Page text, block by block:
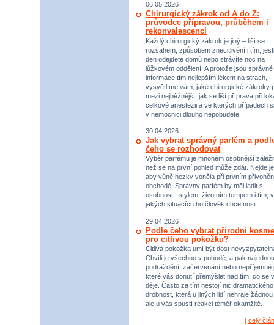
06.05.2026
Chirurgický zákrok od A do Z:
průvodce přípravou, průběhem i
rekonvalescencí
Každý chirurgický zákrok je jiný – liší se
rozsahem, způsobem znecitlivění i tím,
den odejdete domů nebo strávíte noc na
lůžkovém oddělení. A protože jsou správné
informace tím nejlepším lékem na strach,
vysvětlíme vám, jaké chirurgické zákroky
mezi nejběžnější, jak se liší příprava při
celkové anestezii a ve kterých případech si
v nemocnici dlouho nepobudete.
30.04.2026
Jak vybrat správný parfém a
čeho se rozhodovat
Výběr parfému je mnohem osobnější
než se na první pohled může zdát. Nejde
aby vůně hezky voněla při prvním
obchodě. Správný parfém by měl ladit s
osobností, stylem, životním tempem i tím, v
jakých situacích ho člověk chce nosit.
29.04.2026
Podle čeho vybrat přírodní
pro citlivou pokožku?
Citlivá pokožka umí být dost
Chvíli je všechno v pohodě, a pak
podráždění, začervenání nebo nepříjemné
které vás donutí přemýšlet nad tím, co se
děje. Často za tím nestojí nic
drobnost, která u jiných lidí nehraje žádnou
ale u vás spustí reakci téměř okamžitě.
[ celý